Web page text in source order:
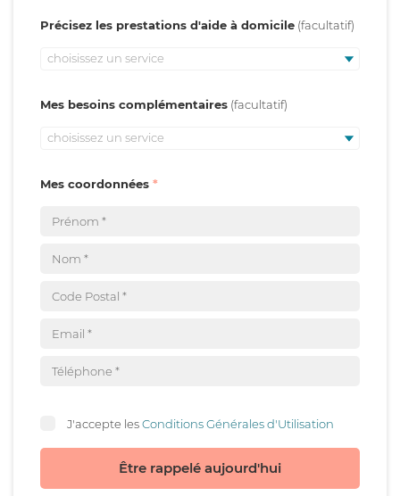
Précisez les prestations d'aide à domicile
choisissez un service
Mes besoins complémentaires
choisissez un service
Mes coordonnées
J'accepte lesConditions Générales d'Utilisation
Être rappelé aujourd'hui